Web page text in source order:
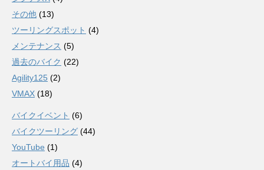
その他 (13)
ツーリングスポット (4)
メンテナンス (5)
過去のバイク (22)
Agility125 (2)
VMAX (18)
バイクイベント (6)
バイクツーリング (44)
YouTube (1)
オートバイ用品 (4)